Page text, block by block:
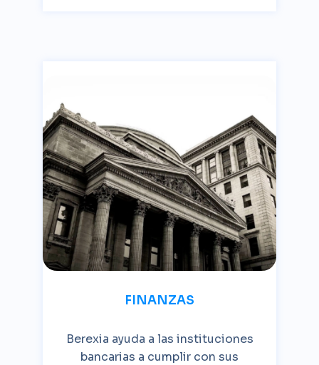
FINANZAS
Berexia ayuda a las instituciones
bancarias a cumplir con sus